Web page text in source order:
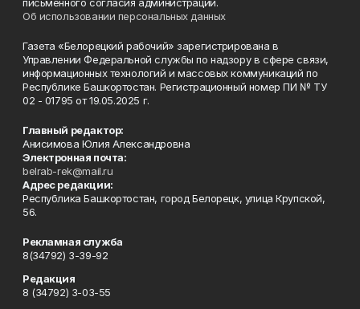
Об использовании персональных данных
Газета «Белорецкий рабочий» зарегистрирована в
Управлении Федеральной службы по надзору в сфере связи,
информационных технологий и массовых коммуникаций по
Республике Башкортостан. Регистрационный номер ПИ № ТУ
02 - 01795 от 19.05.2025 г.
Главный редактор:
Анисимова Юлия Александровна
Электронная почта:
belrab-rek@mail.ru
Адрес редакции:
Республика Башкортостан, город Белорецк, улица Крупской,
56.
Рекламная служба
8(34792) 3-39-92
Редакция
8 (34792) 3-03-55